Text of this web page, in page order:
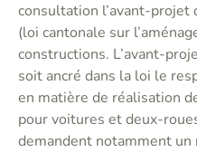
consultation l’avant-projet
(loi cantonale sur
constructions. L’avant-
soit ancré dans la loi le
en matière de réalisation
pour voitures et deux-
demandent notamment un